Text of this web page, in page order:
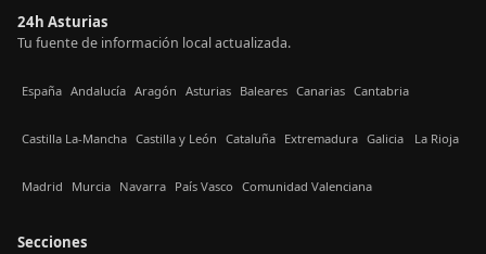
24h Asturias
Tu fuente de información local actualizada.
España Andalucía Aragón Asturias Baleares Canarias Cantabria
Castilla La-Mancha Castilla y León Cataluña Extremadura Galicia La Rioja
Madrid Murcia Navarra País Vasco Comunidad Valenciana
Secciones